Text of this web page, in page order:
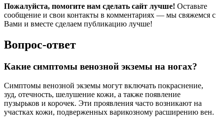
Пожалуйста, помогите нам сделать сайт лучше! Оставьте
сообщение и свои контакты в комментариях — мы свяжемся с
Вами и вместе сделаем публикацию лучше!
Вопрос-ответ
Какие симптомы венозной экземы на ногах?
Симптомы венозной экземы могут включать покраснение,
зуд, отечность, шелушение кожи, а также появление
пузырьков и корочек. Эти проявления часто возникают на
участках кожи, подверженных варикозному расширению вен.